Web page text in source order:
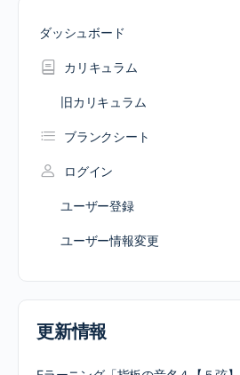
ダッシュボード
カリキュラム
旧カリキュラム
ブランクシート
ログイン
ユーザー登録
ユーザー情報変更
更新情報